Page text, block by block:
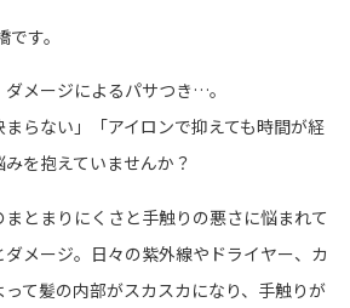
す。
メージによるパサつき…。
まらない」「アイロンで抑えても時間が経
を抱えていませんか？
とまりにくさと手触りの悪さに悩まれて
メージ。日々の紫外線やドライヤー、カ
て髪の内部がスカスカになり、手触りが